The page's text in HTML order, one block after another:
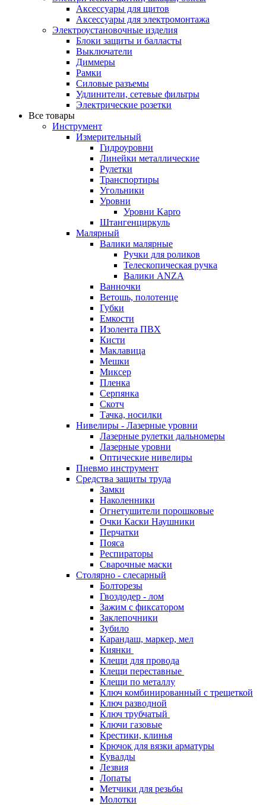
Аксессуары для щитов
Аксессуары для электромонтажа
Электроустановочные изделия
Блоки защиты и балласты
Выключатели
Диммеры
Рамки
Силовые разъемы
Удлинители, сетевые фильтры
Электрические розетки
Все товары
Инструмент
Измерительный
Гидроуровни
Линейки металлические
Рулетки
Транспортиры
Угольники
Уровни
Уровни Kapro
Штангенциркуль
Малярный
Валики малярные
Ручки для роликов
Телескопическая ручка
Валики ANZA
Ванночки
Ветошь, полотенце
Губки
Емкости
Изолента ПВХ
Кисти
Маклавица
Мешки
Миксер
Пленка
Серпянка
Скотч
Тачка, носилки
Нивелиры - Лазерные уровни
Лазерные рулетки дальномеры
Лазерные уровни
Оптические нивелиры
Пневмо инструмент
Средства защиты труда
Замки
Наколенники
Огнетушители порошковые
Очки Каски Наушники
Перчатки
Пояса
Респираторы
Сварочные маски
Столярно - слесарный
Болторезы
Гвоздодер - лом
Зажим с фиксатором
Заклепочники
Зубило
Карандаш, маркер, мел
Киянки
Клещи для провода
Клещи переставные
Клещи по металлу
Ключ комбинированный с трещеткой
Ключ разводной
Ключ трубчатый
Ключи газовые
Крестики, клинья
Крючок для вязки арматуры
Кувалды
Лезвия
Лопаты
Метчики для резьбы
Молотки